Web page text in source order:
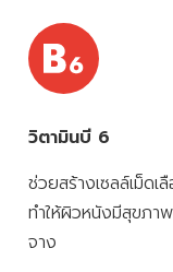
วิตามินบี 6
ช่วยสร้างเซลล์เม็ด
ทำให้ผิวหนังมีสุขภา
จาง